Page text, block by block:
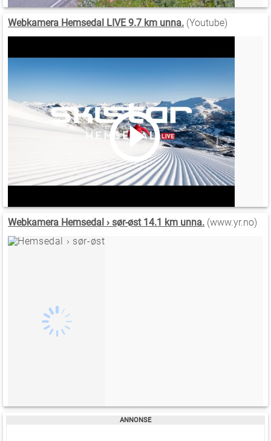
Webkamera Hemsedal LIVE 9.7 km unna. (Youtube)
Webkamera Hemsedal › sør-øst 14.1 km unna. (www.yr.no)